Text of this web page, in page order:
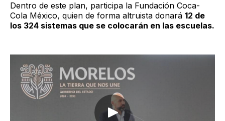
Dentro de este plan, participa la Fundación Coca-
Cola México, quien de forma altruista donará 12 de
los 324 sistemas que se colocarán en las escuelas.